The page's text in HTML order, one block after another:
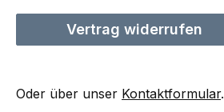
Vertrag widerrufen
Oder über unser Kontaktformular.